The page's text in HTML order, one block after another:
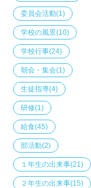
委員会活動(1)
学校の風景(10)
学校行事(24)
朝会・集会(1)
生徒指導(4)
研修(1)
給食(45)
部活動(2)
１年生の出来事(21)
２年生の出来事(15)